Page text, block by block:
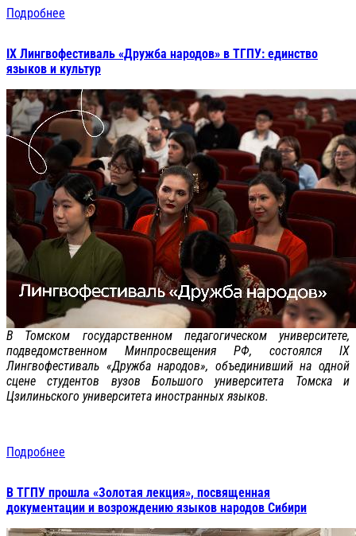
Подробнее
IX Лингвофестиваль «Дружба народов» в ТГПУ: единство
языков и культур
В Томском государственном педагогическом университете,
подведомственном Минпросвещения РФ, состоялся IX
Лингвофестиваль «Дружба народов», объединивший на одной
сцене студентов вузов Большого университета Томска и
Цзилиньского университета иностранных языков.
Подробнее
В ТГПУ прошла «Золотая лекция», посвященная
документации и возрождению языков народов Сибири